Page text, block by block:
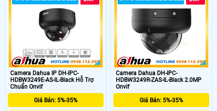
Camera Dahua IP DH-IPC-
HDBW3249E-AS-IL-Black Hỗ Trợ
Chuẩn Onvif
Giá Bán: 5%-35%
Camera Dahua DH-IPC-
HDBW3249R-ZAS-IL-Black 2.0MP
Onvif
Giá Bán: 5%-35%